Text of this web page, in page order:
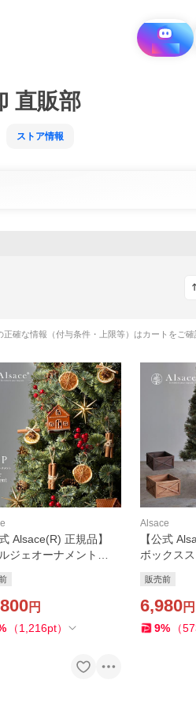
i と探す
直販部
ストア情報
確な情報（付与条件・上限等）はカートをご
式 Alsace(R) 正規品】
ジェオーナメント
メント セット Verger
) 柊 ドライフル
シナモン Alsace
円
（1,216pt）
Alsace
【公式
ボックス
カバー ウ
足元 脚カ
リー 飾り
販売前
6,980円
9% （